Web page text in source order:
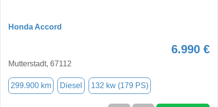
Honda Accord
6.990 €
Mutterstadt, 67112
299.900 km Diesel 132 kw (179 PS)